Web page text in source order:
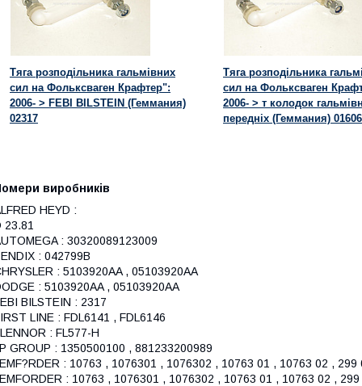
Тяга розподільника гальмівних
сил на Фольксваген Крафтер":
2006- > FEBI BILSTEIN (Геммания)
02317
Тяга розподільника
сил на Фольксваген
2006- > т колодок
передніх (Геммания)
виробників
HEYD :
23.81
: 30320089123009
: 042799B
: 5103920AA , 05103920AA
: 5103920AA , 05103920AA
BILSTEIN : 2317
LINE : FDL6141 , FDL6146
: FL577-H
GROUP : 1350500100 , 881233200989
: 10763 , 1076301 , 1076302 , 10763 01 , 10763 02 , 299
: 10763 , 1076301 , 1076302 , 10763 01 , 10763 02 ,